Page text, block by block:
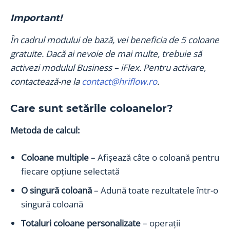
Important!
În cadrul modului de bază, vei beneficia de 5 coloane
gratuite. Dacă ai nevoie de mai multe, trebuie să
activezi modulul Business – iFlex. Pentru activare,
contactează-ne la contact@hriflow.ro.
Care sunt setările coloanelor?
Metoda de calcul:
Coloane multiple– Afișează câte o coloană pentru
fiecare opțiune selectată
O singură coloană– Adună toate rezultatele într-o
singură coloană
Totaluri coloane personalizate– operații